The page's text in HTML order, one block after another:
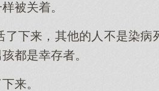
被关着。
下来，其他的人不是染病
都是幸存者。
来。